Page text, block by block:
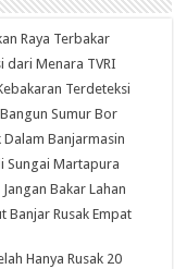
Raya Terbakar
dari Menara TVRI
Terdeteksi
Sumur Bor
Banjarmasin
Sungai Martapura
Bakar Lahan
Banjar Rusak Empat
Hanya Rusak 20